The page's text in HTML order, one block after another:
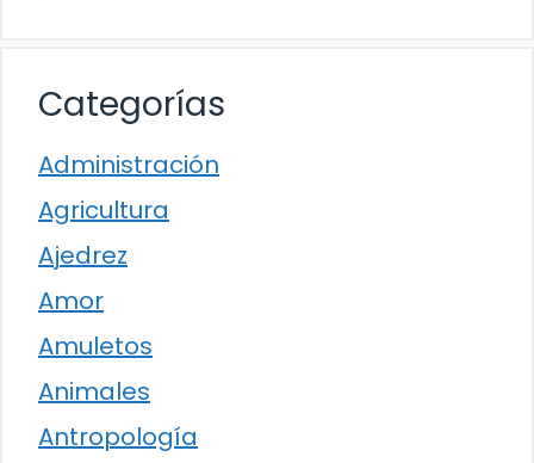
Categorías
Administración
Agricultura
Ajedrez
Amor
Amuletos
Animales
Antropología